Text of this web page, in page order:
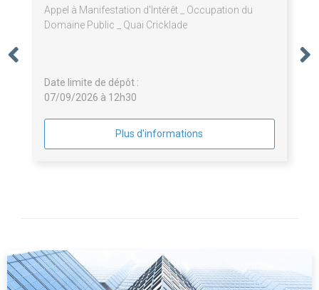
Appel à Manifestation d'Intérêt _ Occupation du
Domaine Public _ Quai Cricklade
Date limite de dépôt :
07/09/2026 à 12h30
Plus d'informations